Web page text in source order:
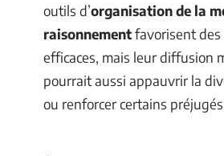
outils d’organisation de la
raisonnementfavorisent des
efficaces, mais leur diffusion
pourrait aussi appauvrir la
ou renforcer certains